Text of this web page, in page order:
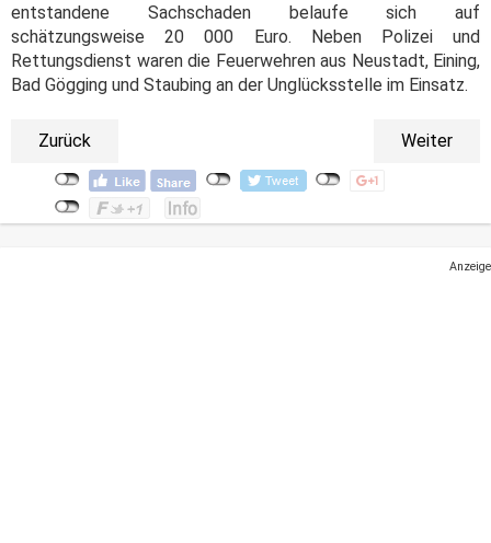
entstandene Sachschaden belaufe sich auf
schätzungsweise 20 000 Euro. Neben Polizei und
Rettungsdienst waren die Feuerwehren aus Neustadt, Eining,
Bad Gögging und Staubing an der Unglücksstelle im Einsatz.
Zurück Weiter
Anzeige